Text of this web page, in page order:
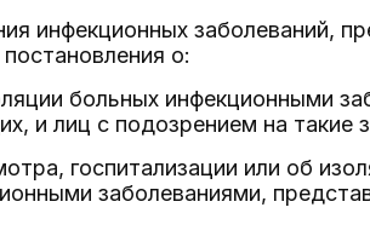
инфекционных заболеваний,
о:
больных инфекционными
и лиц с подозрением на такие
госпитализации или об
заболеваниями,